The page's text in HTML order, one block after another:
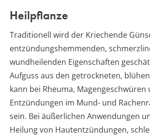
Heilpflanze
Traditionell wird der Kriechende
entzündungshemmenden,
wundheilenden Eigenschaften
Aufguss aus den getrockneten,
kann bei Rheuma, Magengeschwüren
Entzündungen im Mund- und
sein. Bei äußerlichen Anwendungen
Heilung von Hautentzündungen,